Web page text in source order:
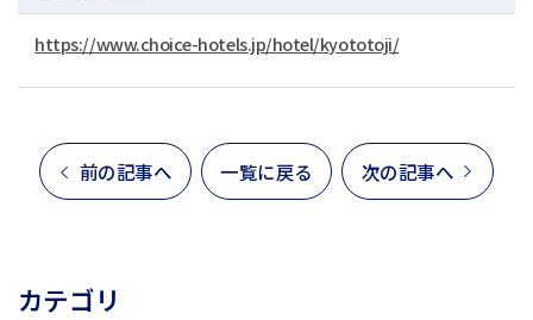
https://www.choice-hotels.jp/hotel/kyototoji/
前の記事へ 一覧に戻る 次の記事へ
カテゴリ